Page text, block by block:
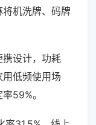
机洗牌、码牌
设计，功耗
低频使用场
59%。